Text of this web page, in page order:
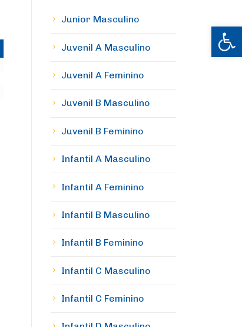
Abrir
Junior Masculino
Juvenil A Masculino
Juvenil A Feminino
Juvenil B Masculino
Juvenil B Feminino
Infantil A Masculino
Infantil A Feminino
Infantil B Masculino
Infantil B Feminino
Infantil C Masculino
Infantil C Feminino